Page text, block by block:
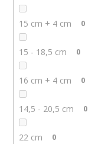
15 cm + 4 cm 0
15 - 18,5 cm 0
16 cm + 4 cm 0
14,5 - 20,5 cm 0
22 cm 0